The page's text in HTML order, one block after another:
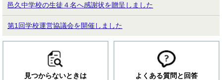
邑久中学校の生徒４名へ感謝状を贈呈しました
第1回学校運営協議会を開催しました
見つからないときは よくある質問と回答